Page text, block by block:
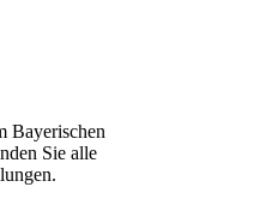
Bayerischen
Sie alle